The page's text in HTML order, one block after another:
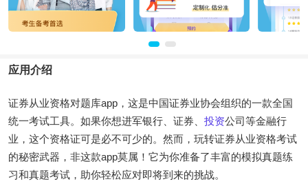
应用介绍
证券从业资格对题库app，这是中国证券业协会组织的一款全国
统一考试工具。如果你想进军银行、证券、 投资公司等金融行
业，这个资格证可是必不可少的。然而，玩转证券从业资格考试
的秘密武器，非这款app莫属！它为你准备了丰富的模拟真题练
习和真题考试，助你轻松应对即将到来的挑战。